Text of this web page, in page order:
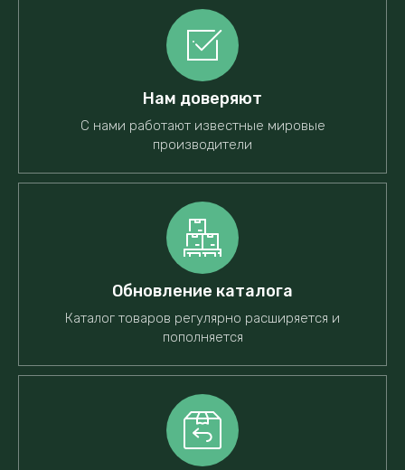
Нам доверяют
С нами работают известные мировые
производители
Обновление каталога
Каталог товаров регулярно расширяется и
пополняется